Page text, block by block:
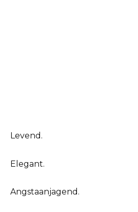
Levend.
Elegant.
Angstaanjagend.